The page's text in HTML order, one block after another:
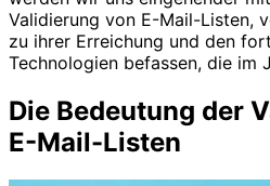
Validierung von E-Mail-Listen,
zu ihrer Erreichung und den
Technologien befassen, die im
Die Bedeutung der
E-Mail-Listen